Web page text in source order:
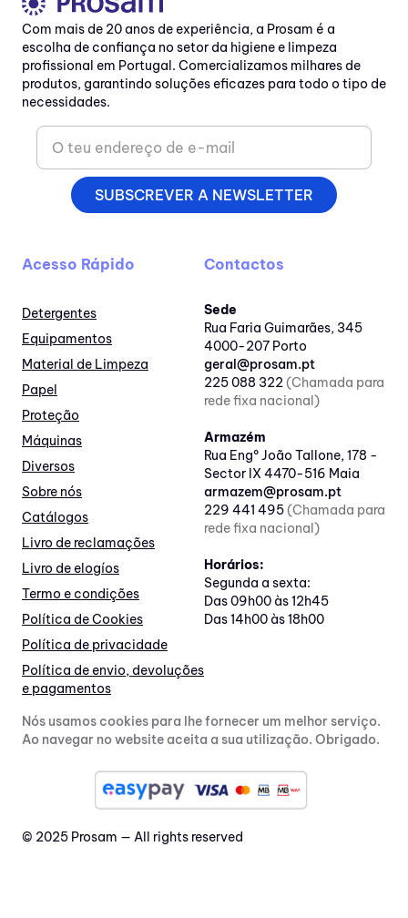
Com mais de 20 anos de experiência, a Prosam é a
escolha de confiança no setor da higiene e limpeza
profissional em Portugal. Comercializamos milhares de
produtos, garantindo soluções eficazes para todo o tipo de
necessidades.
SUBSCREVER A NEWSLETTER
Acesso Rápido
Detergentes
Equipamentos
Material de Limpeza
Papel
Proteção
Máquinas
Diversos
Sobre nós
Catálogos
Livro de reclamações
Livro de elogíos
Termo e condições
Política de Cookies
Política de privacidade
Política de envio, devoluções
e pagamentos
Contactos
Sede
Rua Faria Guimarães, 345
4000-207 Porto
geral@prosam.pt
225 088 322(Chamada para
rede fixa nacional)
Armazém
Rua Engº João Tallone, 178 -
Sector IX 4470-516 Maia
armazem@prosam.pt
229 441 495(Chamada para
rede fixa nacional)
Horários:
Segunda a sexta:
Das 09h00 às 12h45
Das 14h00 às 18h00
Nós usamos cookies para lhe fornecer um melhor serviço.
Ao navegar no website aceita a sua utilização. Obrigado.
© 2025 Prosam — All rights reserved